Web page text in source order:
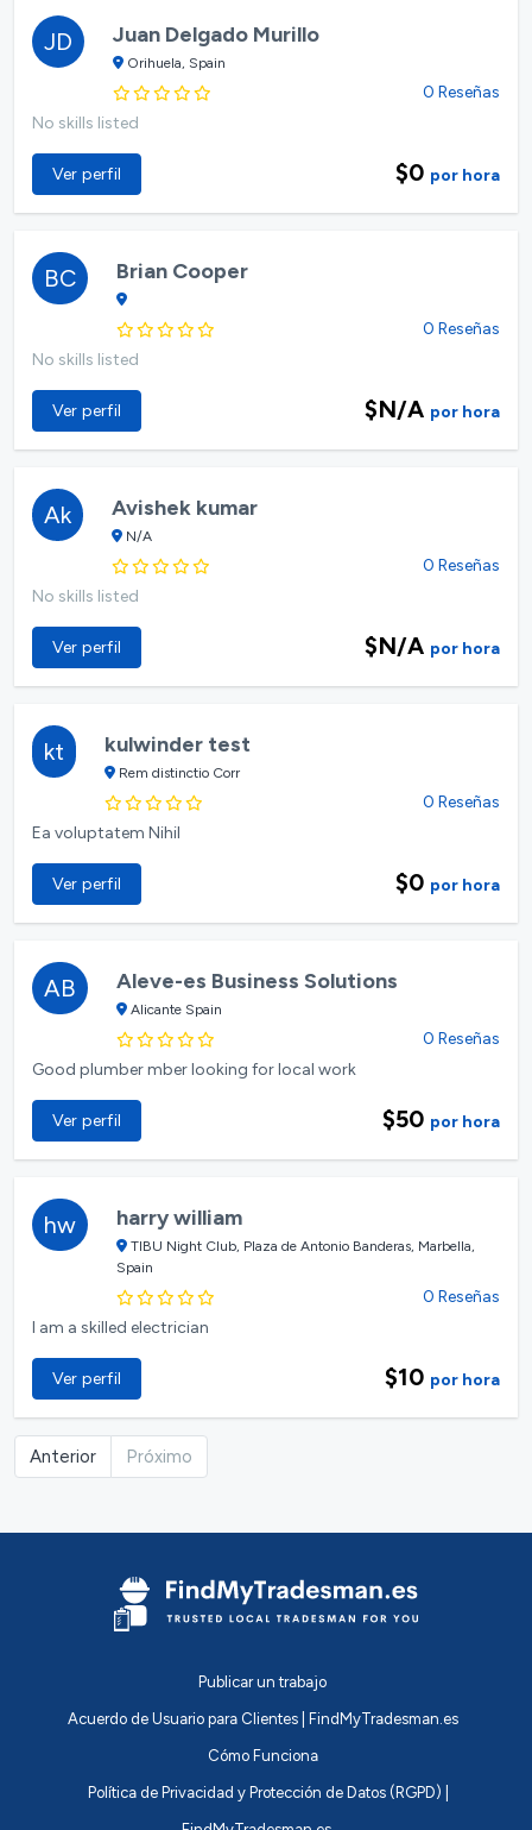
JD Juan Delgado Murillo
Orihuela, Spain
0 Reseñas
No skills listed
Ver perfil $0 por hora
BC Brian Cooper
0 Reseñas
No skills listed
Ver perfil $N/A por hora
Ak Avishek kumar
N/A
0 Reseñas
No skills listed
Ver perfil $N/A por hora
kt kulwinder test
Rem distinctio Corr
0 Reseñas
Ea voluptatem Nihil
Ver perfil $0 por hora
AB Aleve-es Business Solutions
Alicante Spain
0 Reseñas
Good plumber mber looking for local work
Ver perfil $50 por hora
hw harry william
TIBU Night Club, Plaza de Antonio Banderas, Marbella,
Spain
0 Reseñas
I am a skilled electrician
Ver perfil $10 por hora
Anterior Próximo
Publicar un trabajo
Acuerdo de Usuario para Clientes | FindMyTradesman.es
Cómo Funciona
Política de Privacidad y Protección de Datos (RGPD) |